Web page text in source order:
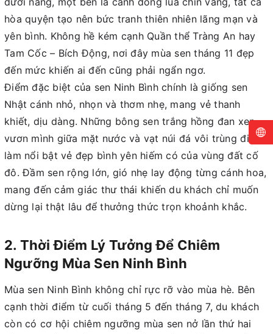
hòa quyện tạo nên bức tranh thiên nhiên lãng mạn và
yên bình. Không hề kém cạnh Quần thể Tràng An hay
Tam Cốc – Bích Động, nơi đây mùa sen tháng 11 đẹp
đến mức khiến ai đến cũng phải ngẩn ngơ.
Điểm đặc biệt của sen Ninh Bình chính là giống sen
Nhật cánh nhỏ, nhọn và thơm nhẹ, mang vẻ thanh
khiết, dịu dàng. Những bông sen trắng hồng đan xen,
vươn mình giữa mặt nước và vạt núi đá vôi trùng điệp,
làm nổi bật vẻ đẹp bình yên hiếm có của vùng đất cố
đô. Đầm sen rộng lớn, gió nhẹ lay động từng cánh hoa,
mang đến cảm giác thư thái khiến du khách chỉ muốn
dừng lại thật lâu để thưởng thức trọn khoảnh khắc.
2. Thời Điểm Lý Tưởng Để Chiêm
Ngưỡng Mùa Sen Ninh Bình
Mùa sen Ninh Bình không chỉ rực rỡ vào mùa hè. Bên
cạnh thời điểm từ cuối tháng 5 đến tháng 7, du khách
còn có cơ hội chiêm ngưỡng mùa sen nở lần thứ hai